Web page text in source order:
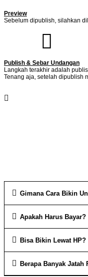
Preview
Sebelum dipublish, silahkan
Publish & Sebar Undangan
Langkah terakhir adalah
Tenang aja, setelah dipublish
Gimana Cara Bikin
Apakah Harus Bayar?
Bisa Bikin Lewat HP?
Berapa Banyak Jatah